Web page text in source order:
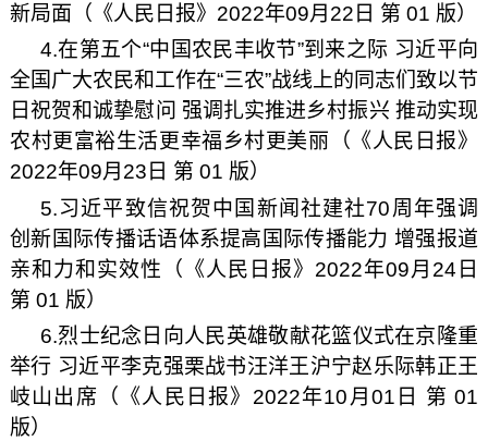
新局面（《人民日报》2022年09月22日 第 01 版）
4.在第五个“中国农民丰收节”到来之际 习近平向
全国广大农民和工作在“三农”战线上的同志们致以节
日祝贺和诚挚慰问 强调扎实推进乡村振兴 推动实现
农村更富裕生活更幸福乡村更美丽（《人民日报》
2022年09月23日 第 01 版）
5.习近平致信祝贺中国新闻社建社70周年强调
创新国际传播话语体系提高国际传播能力 增强报道
亲和力和实效性（《人民日报》2022年09月24日
第 01 版）
6.烈士纪念日向人民英雄敬献花篮仪式在京隆重
举行 习近平李克强栗战书汪洋王沪宁赵乐际韩正王
岐山出席（《人民日报》2022年10月01日 第 01
版）